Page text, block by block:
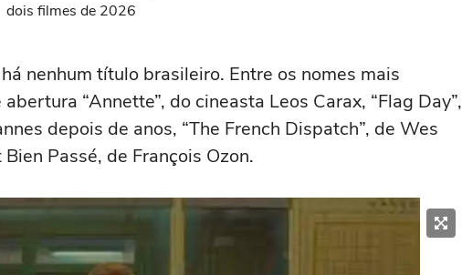
dois filmes de 2026
nenhum título brasileiro. Entre os nomes mais
“Annette”, do cineasta Leos Carax, “Flag Day”,
depois de anos, “The French Dispatch”, de Wes
Passé, de François Ozon.